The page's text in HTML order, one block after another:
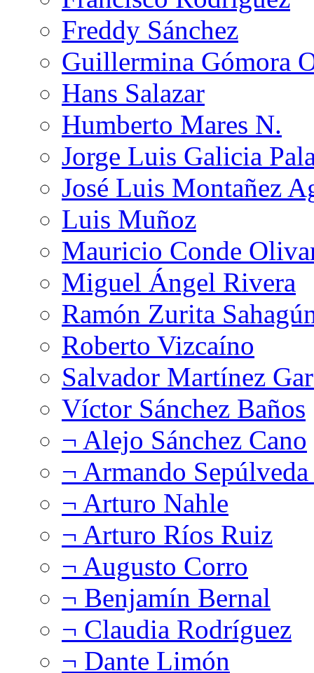
Freddy Sánchez
Guillermina Gómora
Hans Salazar
Humberto Mares N.
Jorge Luis Galicia
José Luis Montañez
Luis Muñoz
Mauricio Conde
Miguel Ángel Rivera
Ramón Zurita
Roberto Vizcaíno
Salvador Martínez
Víctor Sánchez Baños
¬ Alejo Sánchez Cano
¬ Armando
¬ Arturo Nahle
¬ Arturo Ríos Ruiz
¬ Augusto Corro
¬ Benjamín Bernal
¬ Claudia Rodríguez
¬ Dante Limón